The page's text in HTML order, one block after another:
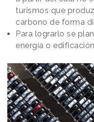
turismos que
carbono de forma
Para lograrlo se
energía o edificación